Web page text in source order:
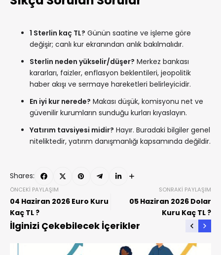
1 Sterlin kaç TL? Günün saatine ve işleme göre
değişir; canlı kur ekranından anlık bakılmalıdır.
Sterlin neden yükselir/düşer? Merkez bankası
kararları, faizler, enflasyon beklentileri, jeopolitik
haber akışı ve sermaye hareketleri belirleyicidir.
En iyi kur nerede? Makası düşük, komisyonu net ve
güvenilir kurumların sunduğu kurları kıyaslayın.
Yatırım tavsiyesi midir? Hayır. Buradaki bilgiler genel
niteliktedir, yatırım danışmanlığı kapsamında değildir.
Shares:
ÖNCEKI PAYLAŞIM
04 Haziran 2026 Euro Kuru
Kaç TL ?
SONRAKI PAYLAŞIM
05 Haziran 2026 Dolar
Kuru Kaç TL ?
İlginizi Çekebilecek İçerikler